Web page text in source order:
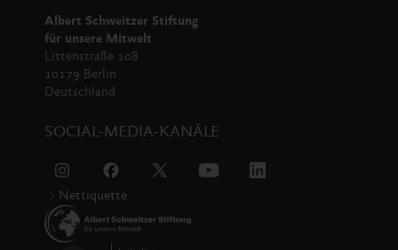
Albert Schweitzer Stiftung
für unsere Mitwelt
Littenstraße 108
10179 Berlin
Deutschland
SOCIAL-MEDIA-KANÄLE
Nettiquette